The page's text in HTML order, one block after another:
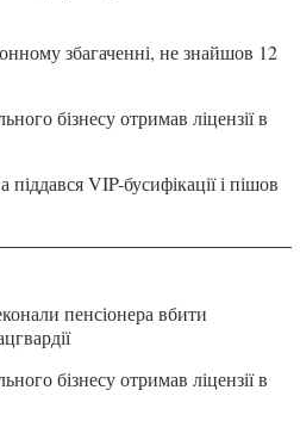
збагаченні, не знайшов 12
бізнесу отримав ліцензії в
VIP-бусифікації і пішов
пенсіонера вбити
бізнесу отримав ліцензії в